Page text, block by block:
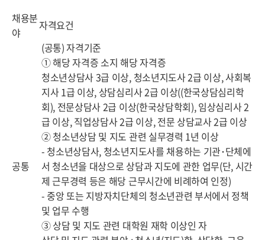
채용분
야
자격요건
공통
(공통) 자격기준
① 해당 자격증 소지 해당 자격증
청소년상담사 3급 이상, 청소년지도사 2급 이상, 사회복
지사 1급 이상, 상담심리사 2급 이상((한국상담심리학
회), 전문상담사 2급 이상(한국상담학회), 임상심리사 2
급 이상, 직업상담사 2급 이상, 전문 상담교사 2급 이상
② 청소년상담 및 지도 관련 실무경력 1년 이상
- 청소년상담사, 청소년지도사를 채용하는 기관･단체에
서 청소년을 대상으로 상담과 지도에 관한 업무(단, 시간
제 근무경력 등은 해당 근무시간에 비례하여 인정)
- 중앙 또는 지방자치단체의 청소년관련 부서에서 정책
및 업무 수행
③ 상담 및 지도 관련 대학원 재학 이상인 자